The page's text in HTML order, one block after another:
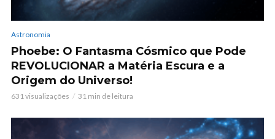
Astronomia
Phoebe: O Fantasma Cósmico que Pode
REVOLUCIONAR a Matéria Escura e a
Origem do Universo!
631 visualizações 31 min de leitura